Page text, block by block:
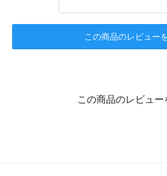
この商品のレビュー
この商品のレビュー